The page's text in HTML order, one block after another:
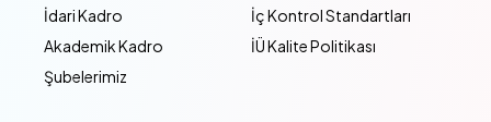
İdari Kadro
Akademik Kadro
Şubelerimiz
İç Kontrol Standartları
İÜ Kalite Politikası